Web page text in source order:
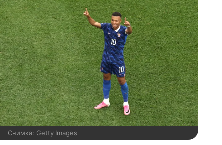
Снимка: Getty Images